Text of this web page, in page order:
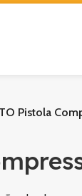
Pistola